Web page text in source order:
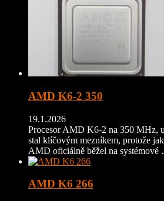
AMD K6-2 350
19.1.2026
Procesor AMD K6-2 na 350 MHz,
stal klíčovým mezníkem, protože
AMD oficiálně běžel na
AMD K6 266